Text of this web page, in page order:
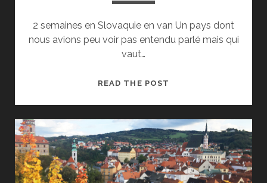
2 semaines en Slovaquie en van Un pays dont
nous avions peu voir pas entendu parlé mais qui
vaut…
READ THE POST
COUP
DE
CŒUR
INNATENDU